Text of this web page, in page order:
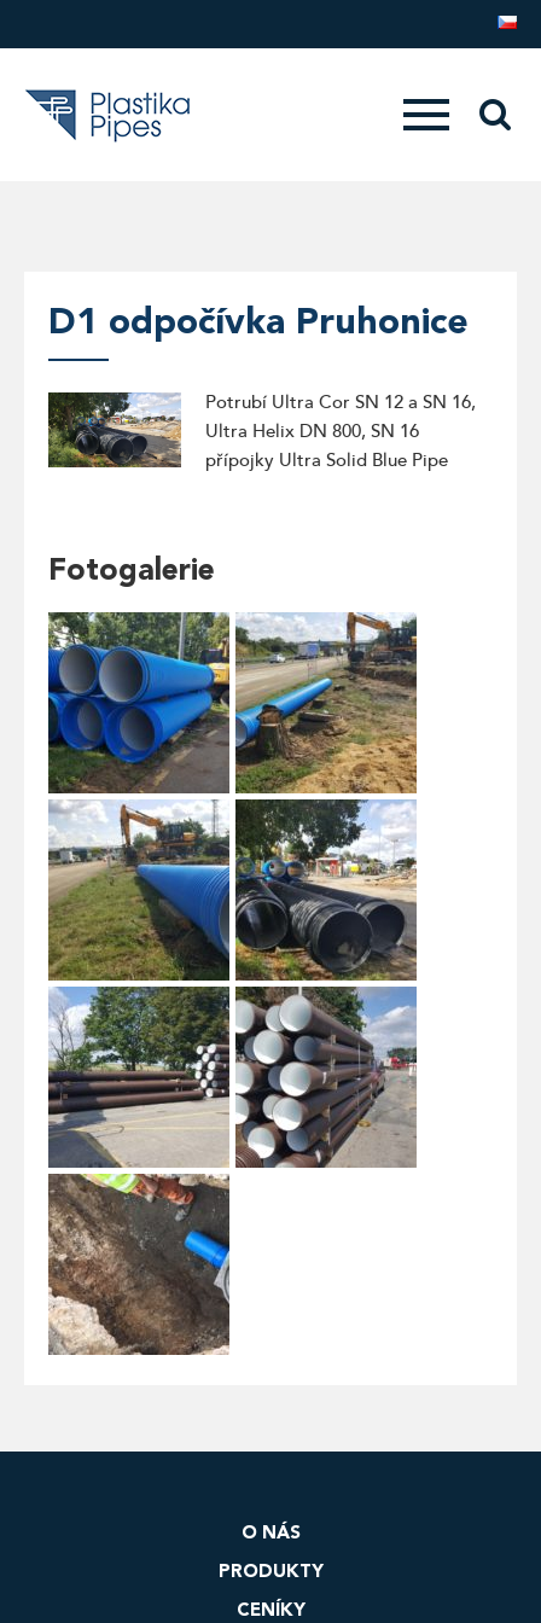
D1 odpočívka Pruhonice
Potrubí Ultra Cor SN 12 a SN 16,
Ultra Helix DN 800, SN 16
přípojky Ultra Solid Blue Pipe
Fotogalerie
O NÁS
PRODUKTY
CENÍKY